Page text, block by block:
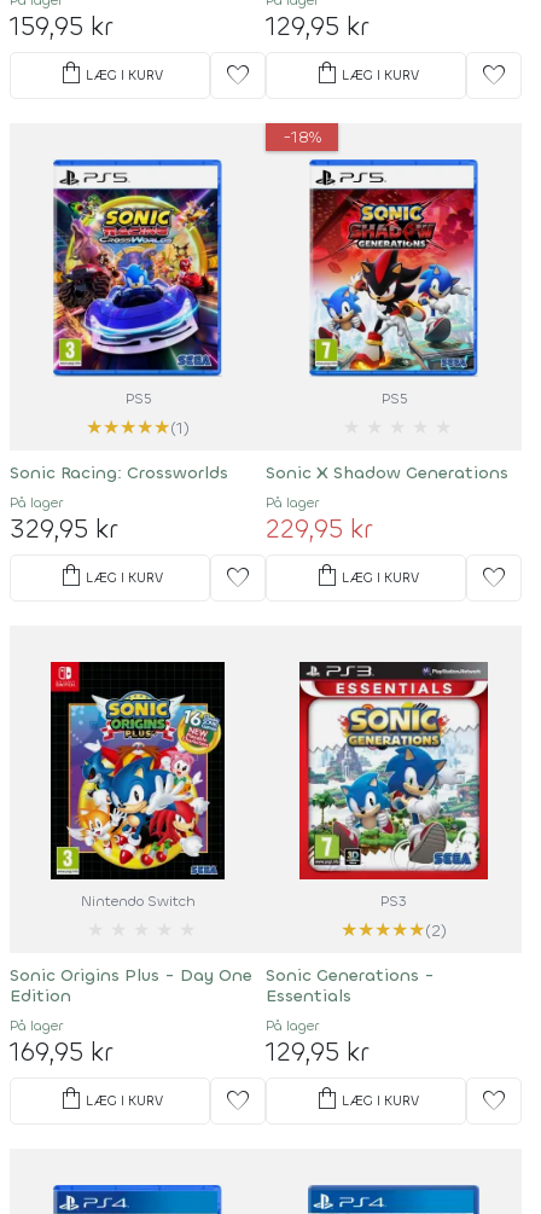
159,95 kr
shopping_bag LÆG I KURV favorite
129,95 kr
shopping_bag LÆG I KURV favorite
PS5
★★★★★(1)
Sonic Racing: Crossworlds
På lager
329,95 kr
shopping_bag LÆG I KURV favorite
-18%
PS5
Sonic X Shadow Generations
På lager
229,95 kr
shopping_bag LÆG I KURV favorite
Nintendo Switch
Sonic Origins Plus - Day One
Edition
På lager
169,95 kr
shopping_bag LÆG I KURV favorite
PS3
★★★★★(2)
Sonic Generations -
Essentials
På lager
129,95 kr
shopping_bag LÆG I KURV favorite